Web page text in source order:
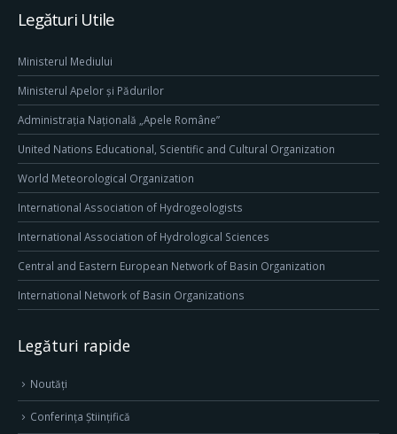
Legături Utile
Ministerul Mediului
Ministerul Apelor și Pădurilor
Administrația Națională „Apele Române”
United Nations Educational, Scientific and Cultural Organization
World Meteorological Organization
International Association of Hydrogeologists
International Association of Hydrological Sciences
Central and Eastern European Network of Basin Organization
International Network of Basin Organizations
Legături rapide
Noutăți
Conferința Științifică